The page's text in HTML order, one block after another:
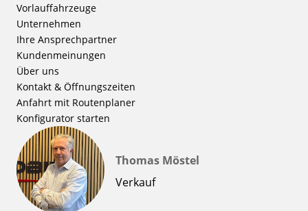
Vorlauffahrzeuge
Unternehmen
Ihre Ansprechpartner
Kundenmeinungen
Über uns
Kontakt & Öffnungszeiten
Anfahrt mit Routenplaner
Konfigurator starten
Thomas Möstel
Verkauf